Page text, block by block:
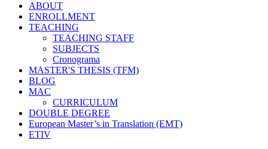
ABOUT
ENROLLMENT
TEACHING
TEACHING STAFF
SUBJECTS
Cronograma
MASTER'S THESIS (TFM)
BLOG
MAC
CURRICULUM
DOUBLE DEGREE
European Master’s in Translation (EMT)
ETIV